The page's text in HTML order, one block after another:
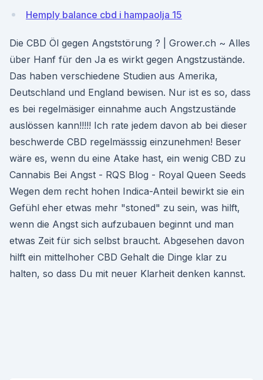
Hemply balance cbd i hampaolja 15
Die CBD Öl gegen Angststörung ? | Grower.ch ~ Alles
über Hanf für den Ja es wirkt gegen Angstzustände.
Das haben verschiedene Studien aus Amerika,
Deutschland und England bewisen. Nur ist es so, dass
es bei regelmäsiger einnahme auch Angstzustände
auslössen kann!!!!! Ich rate jedem davon ab bei dieser
beschwerde CBD regelmässsig einzunehmen! Beser
wäre es, wenn du eine Atake hast, ein wenig CBD zu
Cannabis Bei Angst - RQS Blog - Royal Queen Seeds
Wegen dem recht hohen Indica-Anteil bewirkt sie ein
Gefühl eher etwas mehr "stoned" zu sein, was hilft,
wenn die Angst sich aufzubauen beginnt und man
etwas Zeit für sich selbst braucht. Abgesehen davon
hilft ein mittelhoher CBD Gehalt die Dinge klar zu
halten, so dass Du mit neuer Klarheit denken kannst.